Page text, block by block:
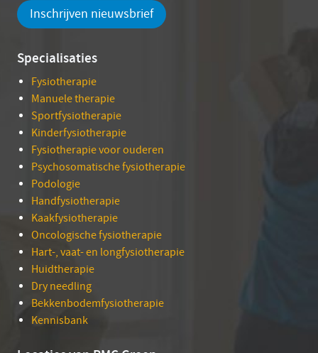
Inschrijven nieuwsbrief
Specialisaties
Fysiotherapie
Manuele therapie
Sportfysiotherapie
Kinderfysiotherapie
Fysiotherapie voor ouderen
Psychosomatische fysiotherapie
Podologie
Handfysiotherapie
Kaakfysiotherapie
Oncologische fysiotherapie
Hart-, vaat- en longfysiotherapie
Huidtherapie
Dry needling
Bekkenbodemfysiotherapie
Kennisbank